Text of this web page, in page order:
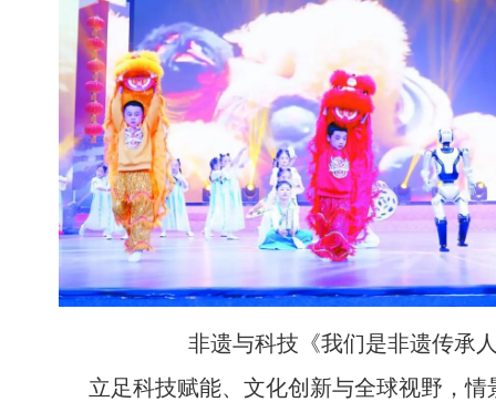
非遗与科技《我们是非遗传承
立足科技赋能、文化创新与全球视野，情